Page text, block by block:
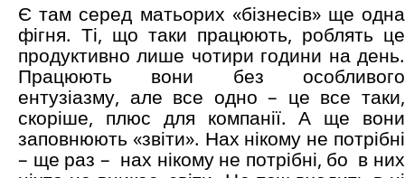
Є там серед матьорих «бізнесів» ще одна
фігня. Ті, що таки працюють, роблять це
продуктивно лише чотири години на день.
Працюють вони без особливого
ентузіазму, але все одно – це все таки,
скоріше, плюс для компанії. А ще вони
заповнюють «звіти». Нах нікому не потрібні
– ще раз – нах нікому не потрібні, бо в них